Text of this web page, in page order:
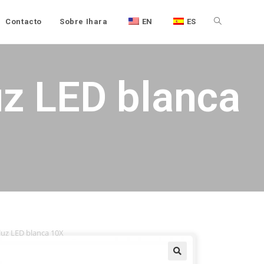
Contacto Sobre Ihara EN ES
LED blanca
LED blanca 10X